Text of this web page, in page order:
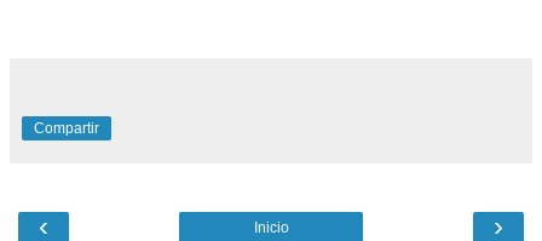
Compartir
‹ ›
Inicio